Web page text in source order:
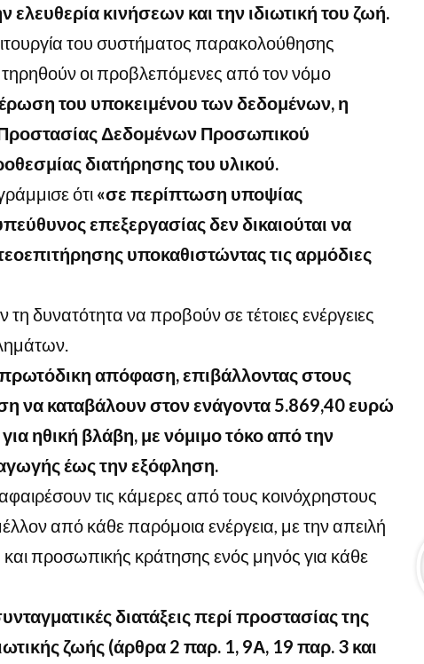
ελευθερία κινήσεων και την ιδιωτική του ζωή.
του συστήματος παρακολούθησης
οι προβλεπόμενες από τον νόμο
του υποκειμένου των δεδομένων, η
Δεδομένων Προσωπικού
διατήρησης του υλικού.
ότι «σε περίπτωση υποψίας
επεξεργασίας δεν δικαιούται να
υποκαθιστώντας τις αρμόδιες
δυνατότητα να προβούν σε τέτοιες ενέργειες
απόφαση, επιβάλλοντας στους
να καταβάλουν στον ενάγοντα 5.869,40 ευρώ
ηθική βλάβη, με νόμιμο τόκο από την
έως την εξόφληση.
τις κάμερες από τους κοινόχρηστους
από κάθε παρόμοια ενέργεια, με την απειλή
προσωπικής κράτησης ενός μηνός για κάθε
διατάξεις περί προστασίας της
ζωής (άρθρα 2 παρ. 1, 9Α, 19 παρ. 3 και